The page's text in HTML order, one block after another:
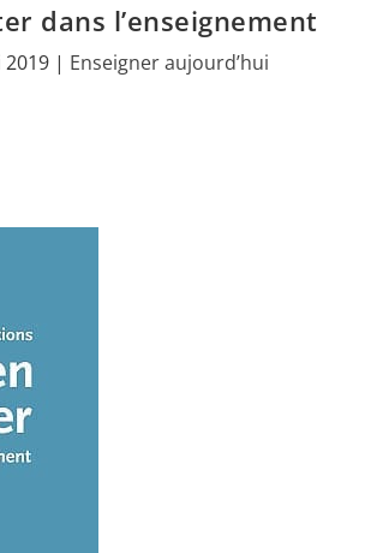
dans l’enseignement
2019 | Enseigner aujourd’hui